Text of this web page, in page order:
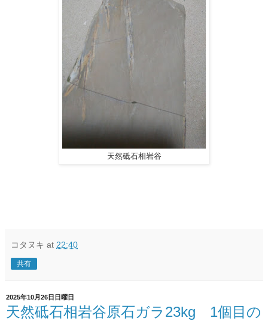
天然砥石相岩谷
コタヌキ at 22:40
共有
2025年10月26日日曜日
天然砥石相岩谷原石ガラ23kg 1個目の